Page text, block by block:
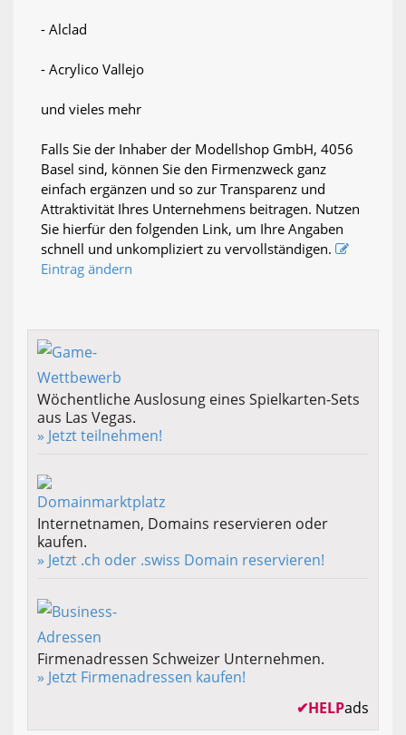
- Alclad
- Acrylico Vallejo
und vieles mehr
Falls Sie der Inhaber der Modellshop GmbH, 4056
Basel sind, können Sie den Firmenzweck ganz
einfach ergänzen und so zur Transparenz und
Attraktivität Ihres Unternehmens beitragen. Nutzen
Sie hierfür den folgenden Link, um Ihre Angaben
schnell und unkompliziert zu vervollständigen.
Eintrag ändern
Wöchentliche Auslosung eines Spielkarten-Sets
aus Las Vegas.
» Jetzt teilnehmen!
Internetnamen, Domains reservieren oder
kaufen.
» Jetzt .ch oder .swiss Domain reservieren!
Firmenadressen Schweizer Unternehmen.
» Jetzt Firmenadressen kaufen!
✔HELPads